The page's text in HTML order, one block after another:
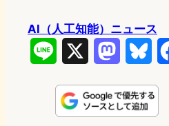
AI（人工知能）ニュース
n
s
u